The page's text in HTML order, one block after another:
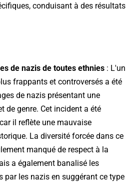
conduisant à des résultats
de nazis de toutes ethnies : L'un
frappants et controversés a été
de nazis présentant une
de genre. Cet incident a été
il reflète une mauvaise
La diversité forcée dans ce
manqué de respect à la
a également banalisé les
par les nazis en suggérant ce type